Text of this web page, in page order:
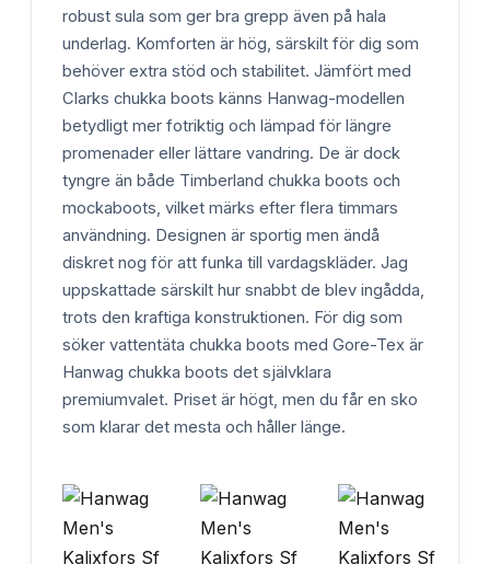
robust sula som ger bra grepp även på hala
underlag. Komforten är hög, särskilt för dig som
behöver extra stöd och stabilitet. Jämfört med
Clarks chukka boots känns Hanwag-modellen
betydligt mer fotriktig och lämpad för längre
promenader eller lättare vandring. De är dock
tyngre än både Timberland chukka boots och
mockaboots, vilket märks efter flera timmars
användning. Designen är sportig men ändå
diskret nog för att funka till vardagskläder. Jag
uppskattade särskilt hur snabbt de blev ingådda,
trots den kraftiga konstruktionen. För dig som
söker vattentäta chukka boots med Gore-Tex är
Hanwag chukka boots det självklara
premiumvalet. Priset är högt, men du får en sko
som klarar det mesta och håller länge.